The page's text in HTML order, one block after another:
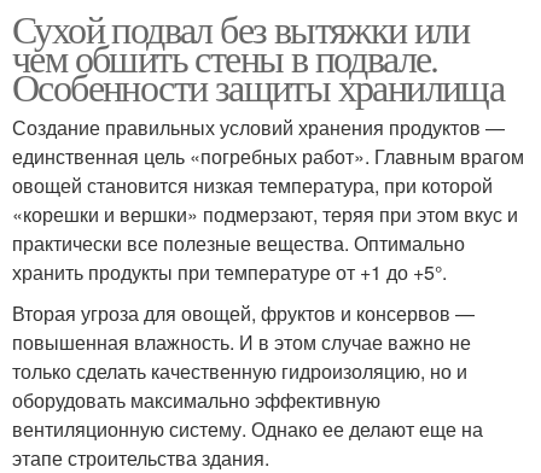
Сухой подвал без вытяжки или
чем обшить стены в подвале.
Особенности защиты хранилища
Создание правильных условий хранения продуктов —
единственная цель «погребных работ». Главным врагом
овощей становится низкая температура, при которой
«корешки и вершки» подмерзают, теряя при этом вкус и
практически все полезные вещества. Оптимально
хранить продукты при температуре от +1 до +5°.
Вторая угроза для овощей, фруктов и консервов —
повышенная влажность. И в этом случае важно не
только сделать качественную гидроизоляцию, но и
оборудовать максимально эффективную
вентиляционную систему. Однако ее делают еще на
этапе строительства здания.